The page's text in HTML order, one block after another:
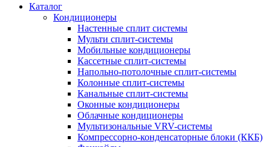
Каталог
Кондиционеры
Настенные сплит системы
Мульти сплит-системы
Мобильные кондиционеры
Кассетные сплит-системы
Напольно-потолочные сплит-системы
Колонные сплит-системы
Канальные сплит-системы
Оконные кондиционеры
Облачные кондиционеры
Мультизональные VRV-системы
Компрессорно-конденсаторные блоки (ККБ)